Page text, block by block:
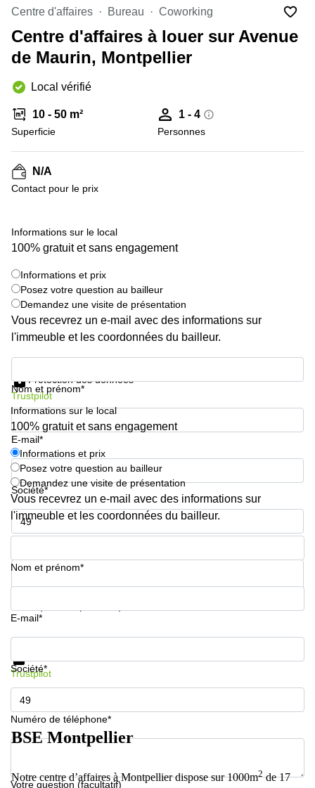
Strasbourg
d'affaires
Toulouse
Toulouse
Coworking
Nice
Centres
Lyon
Centre
Montpellier
Centre d'affaires Bureau Coworking
Centre d'affaires à louer sur Avenue
de Maurin, Montpellier
Local vérifié
10 - 50 m²
Superficie
1 - 4
Personnes
N/A
Contact pour le prix
Informations sur le local
100% gratuit et sans engagement
Informations et prix
Posez votre question au bailleur
Demandez une visite de présentation
Vous recevrez un e-mail avec des informations sur
l'immeuble et les coordonnées du bailleur.
Nom et prénom*
E-mail*
Société*
Numéro de téléphone*
Protection des données
Trustpilot
Informations sur le local
100% gratuit et sans engagement
Informations et prix
Posez votre question au bailleur
Demandez une visite de présentation
Vous recevrez un e-mail avec des informations sur
l'immeuble et les coordonnées du bailleur.
Nom et prénom*
E-mail*
Société*
Numéro de téléphone*
Votre question (facultatif)
Informations et prix
Trustpilot
BSE Montpellier
Notre centre d’affaires à Montpellier dispose sur 1000m2de 17